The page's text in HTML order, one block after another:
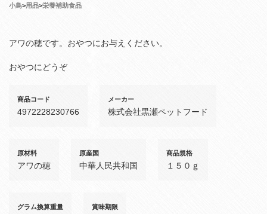
小鳥>用品>栄養補助食品
アワの穂です。おやつにお与えください。
おやつにどうぞ
商品コード
4972228230766
メーカー
株式会社黒瀬ペットフード
原材料
アワの穂
原産国
中華人民共和国
商品規格
１５０ｇ
グラム換算重量 賞味期限